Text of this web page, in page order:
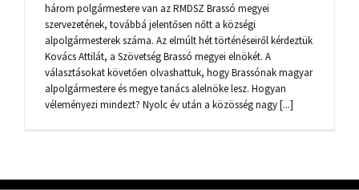
három polgármestere van az RMDSZ Brassó megyei
szervezetének, továbbá jelentősen nőtt a községi
alpolgármesterek száma. Az elmúlt hét történéseiről kérdeztük
Kovács Attilát, a Szövetség Brassó megyei elnökét. A
választásokat követően olvashattuk, hogy Brassónak magyar
alpolgármestere és megye tanács alelnöke lesz. Hogyan
véleményezi mindezt? Nyolc év után a közösség nagy [...]